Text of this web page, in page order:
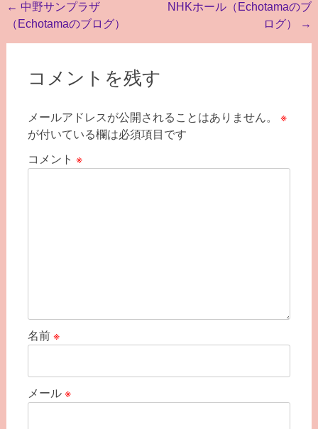
投
稿
← 中野サンプラザ
（Echotamaのブログ）
NHKホール（Echotamaのブ
ログ）
→
コメントを残す
メールアドレスが公開されることはありません。
※
が付いている欄は必須項目です
コメント ※
名前 ※
メール ※